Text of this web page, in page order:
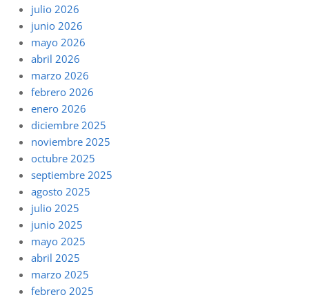
julio 2026
junio 2026
mayo 2026
abril 2026
marzo 2026
febrero 2026
enero 2026
diciembre 2025
noviembre 2025
octubre 2025
septiembre 2025
agosto 2025
julio 2025
junio 2025
mayo 2025
abril 2025
marzo 2025
febrero 2025